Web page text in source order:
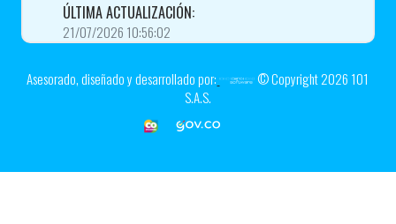
ÚLTIMA ACTUALIZACIÓN:
21/07/2026 10:56:02
Asesorado, diseñado y desarrollado por: © Copyright2026 101
S.A.S.